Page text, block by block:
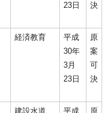
23日
決
経済教育
平成
30年
3月
23日
原
案
可
決
建設水道
平成
原